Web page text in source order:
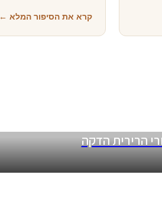
קרא את הסיפור המלא ←
הרירית הדקה